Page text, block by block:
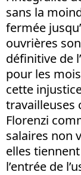
sans la
fermée
ouvrières
définitive de
pour les
cette
travailleuses
Florenzi
salaires non
elles
l’entrée de